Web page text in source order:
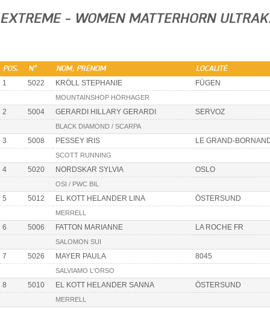
EXTREME - WOMEN MATTERHORN
POS. N° NOM, PRÉNOM LOCALITÉ
1 5022 KRÖLL STEPHANIE FÜGEN
MOUNTAINSHOP HÖRHAGER
2 5004 GERARDI HILLARY GERARDI SERVOZ
BLACK DIAMOND / SCARPA
3 5008 PESSEY IRIS LE GRAND-
SCOTT RUNNING
4 5020 NORDSKAR SYLVIA OSLO
OSI / PWC BIL
5 5012 EL KOTT HELANDER LINA ÖSTERSUND
MERRELL
6 5006 FATTON MARIANNE LA ROCHE FR
SALOMON SUI
7 5026 MAYER PAULA 8045
SALVIAMO L'ORSO
8 5010 EL KOTT HELANDER SANNA ÖSTERSUND
MERRELL